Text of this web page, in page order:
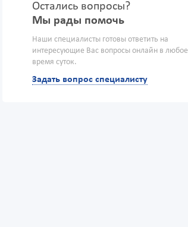
Остались вопросы?
Мы рады помочь
Наши специалисты готовы ответить на
интересующие Вас вопросы онлайн в любое
время суток.
Задать вопрос специалисту